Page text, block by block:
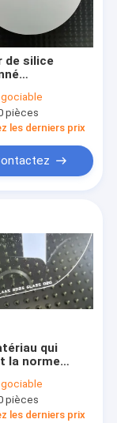
de silice
de
semi-
hautes
pièces
les derniers prix
qui
la norme
de silice
pour des
de
pièces
les derniers prix